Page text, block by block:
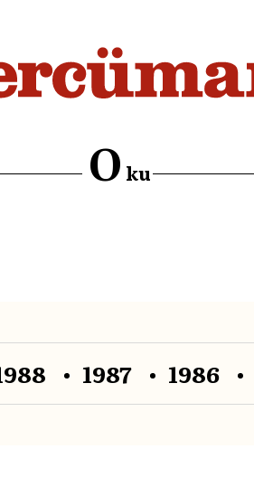
O ku
1987 1986